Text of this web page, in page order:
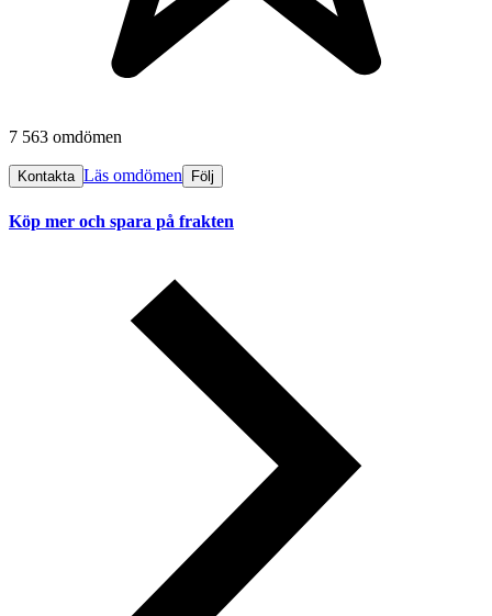
7 563 omdömen
Kontakta Läs omdömen Följ
Köp mer och spara på frakten